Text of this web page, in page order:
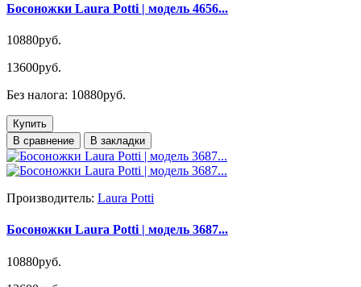
Босоножки Laura Potti | модель 4656...
10880руб.
13600руб.
Без налога: 10880руб.
Купить
В сравнение
В закладки
Производитель: Laura Potti
Босоножки Laura Potti | модель 3687...
10880руб.